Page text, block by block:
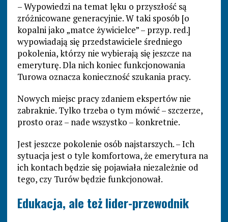
– Wypowiedzi na temat lęku o przyszłość są
zróżnicowane generacyjnie. W taki sposób [o
kopalni jako „matce żywicielce” – przyp. red.]
wypowiadają się przedstawiciele średniego
pokolenia, którzy nie wybierają się jeszcze na
emeryturę. Dla nich koniec funkcjonowania
Turowa oznacza konieczność szukania pracy.
Nowych miejsc pracy zdaniem ekspertów nie
zabraknie. Tylko trzeba o tym mówić – szczerze,
prosto oraz – nade wszystko – konkretnie.
Jest jeszcze pokolenie osób najstarszych. – Ich
sytuacja jest o tyle komfortowa, że emerytura na
ich kontach będzie się pojawiała niezależnie od
tego, czy Turów będzie funkcjonował.
Edukacja, ale też lider-przewodnik